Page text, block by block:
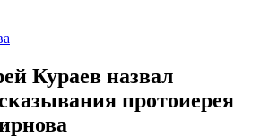
Кураев назвал
протоиерея